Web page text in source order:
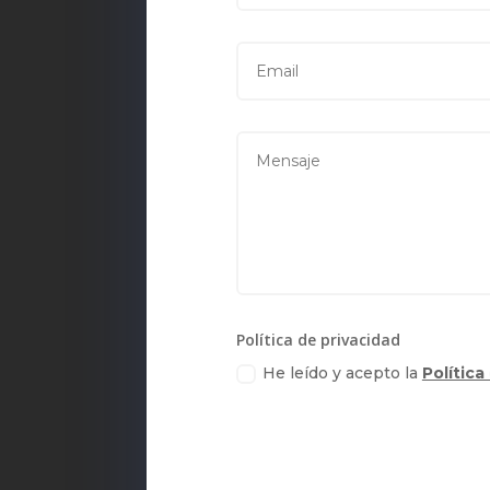
Política de privacidad
He leído y acepto la Política